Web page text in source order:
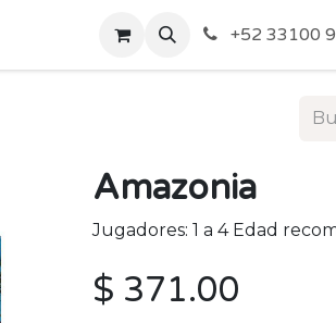
de Nosotros Politicas de Envío y
+52 33100
Amazonia
Jugadores: 1 a 4 Edad
$ 371.00